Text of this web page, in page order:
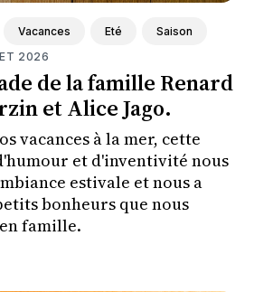
Vacances Eté Saison
2026
de la famille Renard
et Alice Jago.
vacances à la mer, cette
et d'inventivité nous
estivale et nous a
bonheurs que nous
famille.